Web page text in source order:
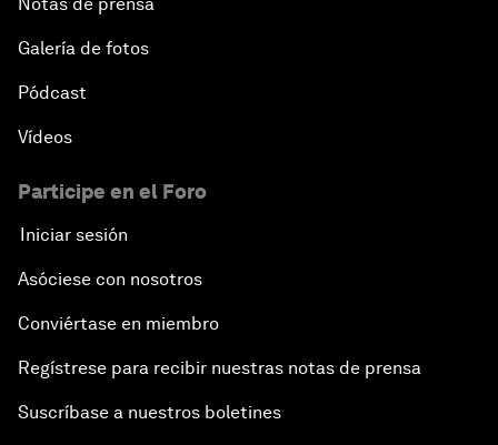
Galería de fotos
Pódcast
Vídeos
Participe en el Foro
Iniciar sesión
Asóciese con nosotros
Conviértase en miembro
Regístrese para recibir nuestras notas de prensa
Suscríbase a nuestros boletines